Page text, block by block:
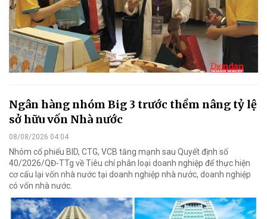
Ngân hàng nhóm Big 3 trước thềm nâng tỷ lệ
sở hữu vốn Nhà nước
08/08/2026 04:04
Nhóm cổ phiếu BID, CTG, VCB tăng mạnh sau Quyết định số
40/2026/QĐ-TTg về Tiêu chí phân loại doanh nghiệp để thực hiện
cơ cấu lại vốn nhà nước tại doanh nghiệp nhà nước, doanh nghiệp
có vốn nhà nước.